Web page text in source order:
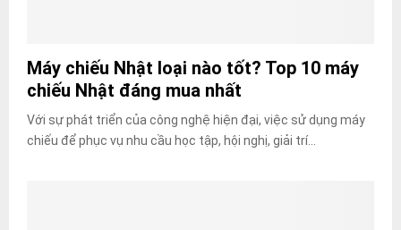
Máy chiếu Nhật loại nào tốt? Top 10 máy
chiếu Nhật đáng mua nhất
Với sự phát triển của công nghệ hiện đại, việc sử dụng máy
chiếu để phục vụ nhu cầu học tập, hội nghị, giải trí...